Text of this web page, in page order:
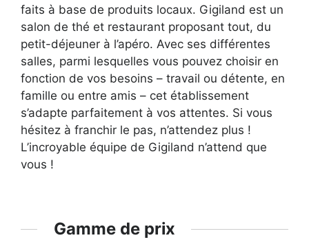
faits à base de produits locaux. Gigiland est un
salon de thé et restaurant proposant tout, du
petit-déjeuner à l’apéro. Avec ses différentes
salles, parmi lesquelles vous pouvez choisir en
fonction de vos besoins – travail ou détente, en
famille ou entre amis – cet établissement
s’adapte parfaitement à vos attentes. Si vous
hésitez à franchir le pas, n’attendez plus !
L’incroyable équipe de Gigiland n’attend que
vous !
Gamme de prix